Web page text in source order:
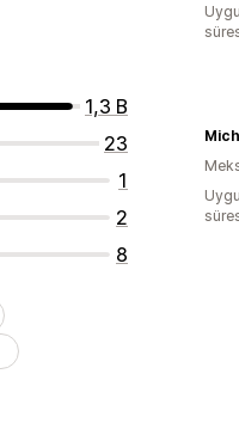
1,3 B
23
1
2
8